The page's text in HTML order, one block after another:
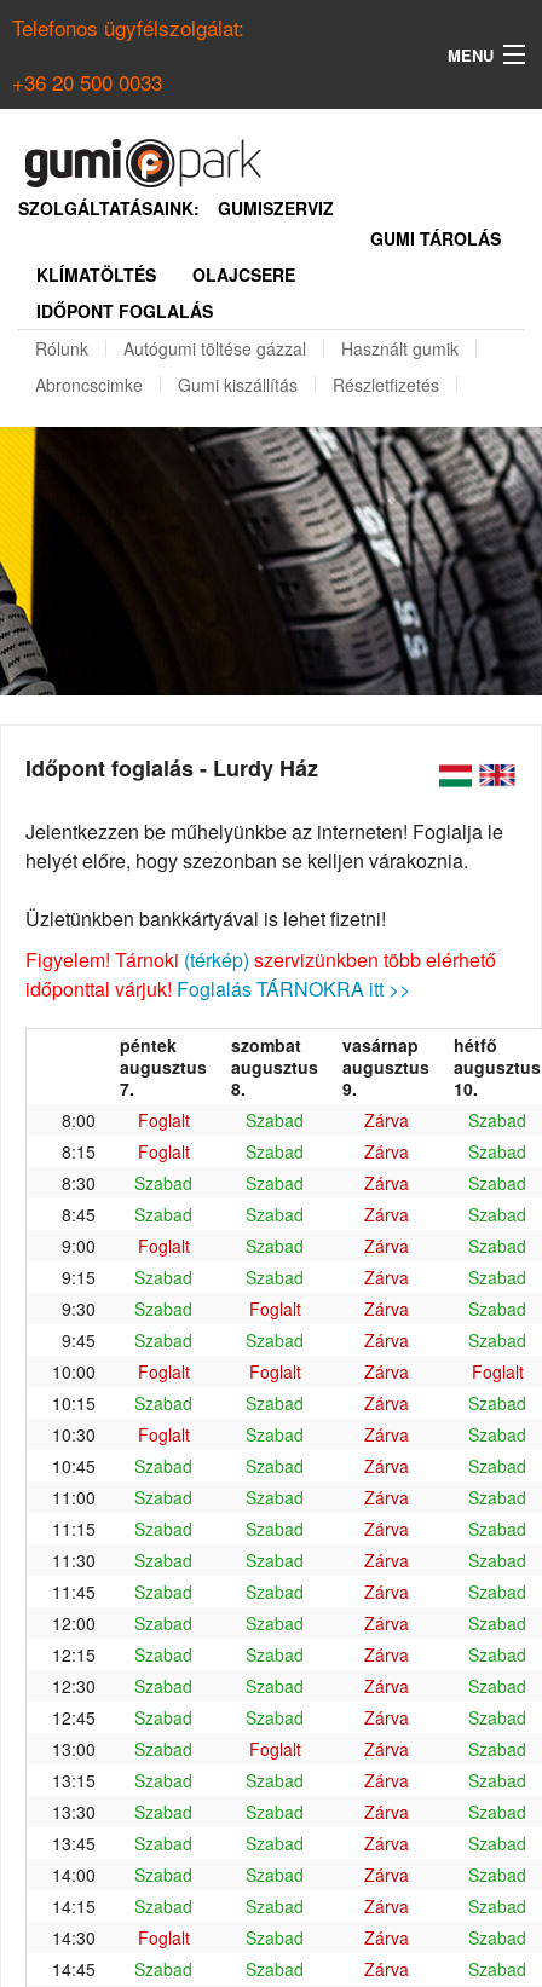
Telefonos ügyfélszolgálat:
+36 20 500 0033
MENU
NYÁRI GUMI KERESŐ
REGISZTRÁCIÓ
SZOLGÁLTATÁSAINK:
GUMISZERVIZ
GUMI TÁROLÁS
KLÍMATÖLTÉS
OLAJCSERE
IDŐPONT FOGLALÁS
Rólunk
Autógumi töltése gázzal
Használt gumik
Abroncscimke
Gumi kiszállítás Részletfizetés
Időpont foglalás - Lurdy Ház
Jelentkezzen be műhelyünkbe az interneten! Foglalja le
helyét előre, hogy szezonban se kelljen várakoznia.
Üzletünkben bankkártyával is lehet fizetni!
Figyelem! Tárnoki (térkép) szervizünkben több elérhető
időponttal várjuk! Foglalás TÁRNOKRA itt >>
péntek
augusztus
7.
szombat
augusztus
8.
vasárnap
augusztus
9.
hétfő
augusztus
10.
8:00
Foglalt Szabad Zárva
Szabad
8:15
Foglalt Szabad Zárva
Szabad
8:30
Szabad Szabad Zárva
Szabad
8:45
Szabad Szabad Zárva
Szabad
9:00
Foglalt Szabad Zárva
Szabad
9:15
Szabad Szabad Zárva
Szabad
9:30
Szabad Foglalt Zárva
Szabad
9:45
Szabad Szabad Zárva
Szabad
10:00
Foglalt Foglalt Zárva
Foglalt
10:15
Szabad Szabad Zárva
Szabad
10:30
Foglalt Szabad Zárva
Szabad
10:45
Szabad Szabad Zárva
Szabad
11:00
Szabad Szabad Zárva
Szabad
11:15
Szabad Szabad Zárva
Szabad
11:30
Szabad Szabad Zárva
Szabad
11:45
Szabad Szabad Zárva
Szabad
12:00
Szabad Szabad Zárva
Szabad
12:15
Szabad Szabad Zárva
Szabad
12:30
Szabad Szabad Zárva
Szabad
12:45
Szabad Szabad Zárva
Szabad
13:00
Szabad Foglalt Zárva
Szabad
13:15
Szabad Szabad Zárva
Szabad
13:30
Szabad Szabad Zárva
Szabad
13:45
Szabad Szabad Zárva
Szabad
14:00
Szabad Szabad Zárva
Szabad
14:15
Szabad Szabad Zárva
Szabad
14:30
Foglalt Szabad Zárva
Szabad
14:45
Szabad Szabad Zárva
Szabad